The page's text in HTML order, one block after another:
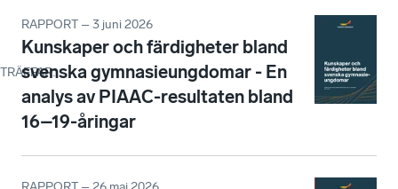
TRÄFFAR:
RAPPORT – 3 juni 2026
Kunskaper och färdigheter bland
svenska gymnasieungdomar - En
analys av PIAAC-resultaten bland
16–19-åringar